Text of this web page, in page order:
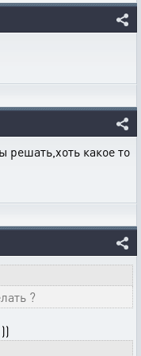
решать,хоть какое то
?